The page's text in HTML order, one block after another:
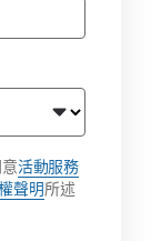
活動服務
聲明所述